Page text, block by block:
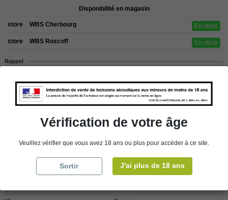
Disponibilité en magasin
store WBS Cherbourg En stock
store WBS Roscoff En stock
Rappel
clients de l’étranger, retrait sur place dans nos magasins de ROSCOFF ou
CHERBOURG.
Vérification de votre âge
Veuillez vérifier que vous avez 18 ans ou plus pour accéder à ce site.
Sortir J'ai plus de 18 ans